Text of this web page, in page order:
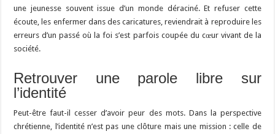
une jeunesse souvent issue d’un monde déraciné. Et refuser cette
écoute, les enfermer dans des caricatures, reviendrait à reproduire les
erreurs d’un passé où la foi s’est parfois coupée du cœur vivant de la
société.
Retrouver une parole libre sur
l’identité
Peut-être faut-il cesser d’avoir peur des mots. Dans la perspective
chrétienne, l’identité n’est pas une clôture mais une mission : celle de